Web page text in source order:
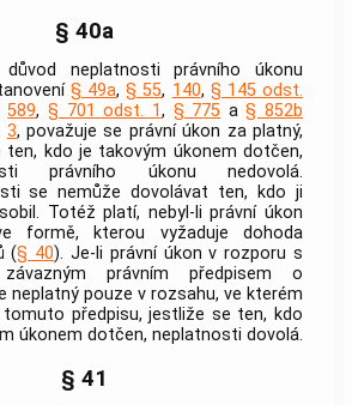
§ 40a
neplatnosti právního úkonu
§ 49a,§ 55, 140, § 145 odst.
589, § 701 odst. 1, § 775 a§ 852b
3, považuje se právní úkon za platný,
ten, kdo je takovým úkonem dotčen,
právního úkonu nedovolá.
se nemůže dovolávat ten, kdo ji
Totéž platí, nebyl-li právní úkon
formě, kterou vyžaduje dohoda
(§ 40). Je-li právní úkon v rozporu s
právním předpisem o
neplatný pouze v rozsahu, ve kterém
tomuto předpisu, jestliže se ten, kdo
úkonem dotčen, neplatnosti dovolá.
§ 41